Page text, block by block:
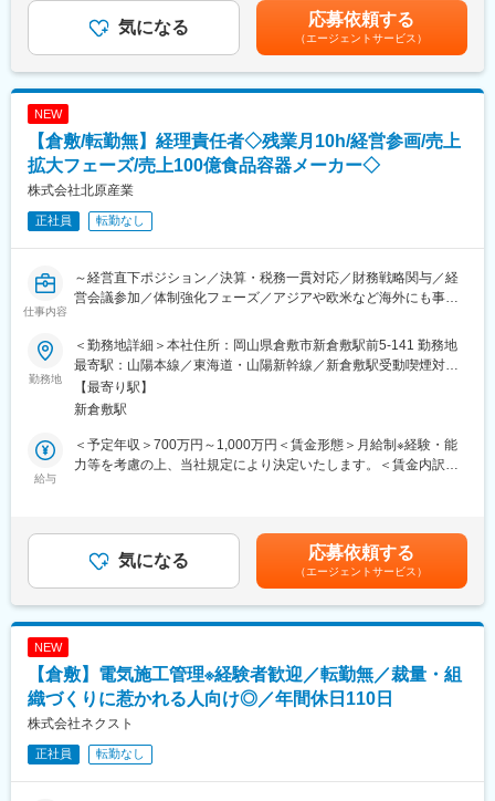
自社でEMCサイトを保有しているため、EMC試験も担当します。
また、市場不具合の解析、改善設計や医療規格認証手続き等も実
施していきます。
当社エンジニアのフォローを受けながら評価、設計変更にご対応
いただきます。
＜将来のキャリア＞
電気エンジニアとして、製品設計の企画～製品化まで全工程に携
わることができます。
■製品：
医療機器（物理療法機器・リハビリ機器・入浴機器）
■ツール／開発環境：
MS Office、CR8000、各種測定器（例：オシロスコープ、スペク
トラムアナライザ）、はんだごて
■組織構成：
8名程度（内当社エンジニア2名）
（1）設計経験の少ない方でも挑戦可能です。周囲に当社のベテラ
ンエンジニアがおり、フォロー体制もバッチリです。
（2）設計開発の全工程に携わることができる環境：開発の上流か
ら下流まで全ての工程を経験し、幅広いスキルを身に付けること
ができます。
◎エンジニアとしての市場価値向上が年収に直結する評価制度
（年収1,000万円超えの現役エンジニアも在籍）
◎年間1,040回のエンジニア主催技術勉強会で圧倒的成長環境
◎業界や職種を超えたメイテックの仲間とつながり自主勉強会も
含め技術力を研鑽可能
気になる 応募依頼する
（エージェントサービス）
NEW
【倉敷/転勤無】経理責任者◇残業月10h/経営参画/売上
拡大フェーズ/売上100億食品容器メーカー◇
株式会社北原産業
正社員 転勤なし
仕事内容
～経営直下ポジション／決算・税務一貫対応／財務戦略関与／経
営会議参加／体制強化フェーズ／アジアや欧米など海外にも事業
■業務概要：
売上100億円規模からさらなる成長を見据え、経理・財務の中核
を担うポジションです。実務にとどまらず、経営層と近い距離で
意思決定に関与できる環境です。
■採用背景：
売上100億円を突破し、今後150億円、200億円規模への拡大を見
据える中で、経理部門の体制強化が重要課題となっています。現
■業務詳細：
経理・財務領域の責任者として、日次から決算・経営支援まで一
◇税務申告に関する資料作成および知識を踏まえた対応
◇資金繰りや財務状況の把握・管理
◇経営会議での数値報告および状況説明
◇銀行等の金融機関との折衝
◇経理部門のマネジメントおよび人材育成
勤務地
＜勤務地詳細＞本社住所：岡山県倉敷市新倉敷駅前5-141 勤務地
最寄駅：山陽本線／東海道・山陽新幹線／新倉敷駅受動喫煙対
策：屋内全面禁煙変更の範囲：会社の定める事業所
【最寄り駅】
新倉敷駅
給与
＜予定年収＞700万円～1,000万円＜賃金形態＞月給制※経験・能
力等を考慮の上、当社規定により決定いたします。＜賃金内訳＞
績：2ヶ月分/年賃金はあくまでも目安の金額であり、選考を通じ
て上下する可能性があります。月給(月額)は固定手当を含めた表記
気になる 応募依頼する
（エージェントサービス）
NEW
【倉敷】電気施工管理※経験者歓迎／転勤無／裁量・組
織づくりに惹かれる人向け◎／年間休日110日
株式会社ネクスト
正社員 転勤なし